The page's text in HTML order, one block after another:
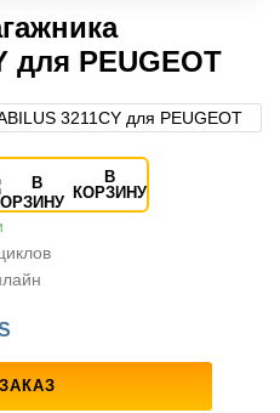
для PEUGEOT
В
КОРЗИНУ